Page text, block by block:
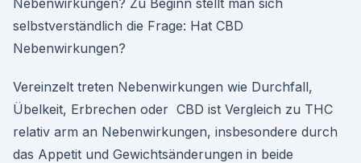
Nebenwirkungen? Zu Beginn stellt man sich
selbstverständlich die Frage: Hat CBD
Nebenwirkungen?
Vereinzelt treten Nebenwirkungen wie Durchfall,
Übelkeit, Erbrechen oder CBD ist Vergleich zu THC
relativ arm an Nebenwirkungen, insbesondere durch
das Appetit und Gewichtsänderungen in beide